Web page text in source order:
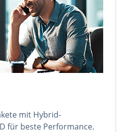
mit Hybrid-
für beste Performance.